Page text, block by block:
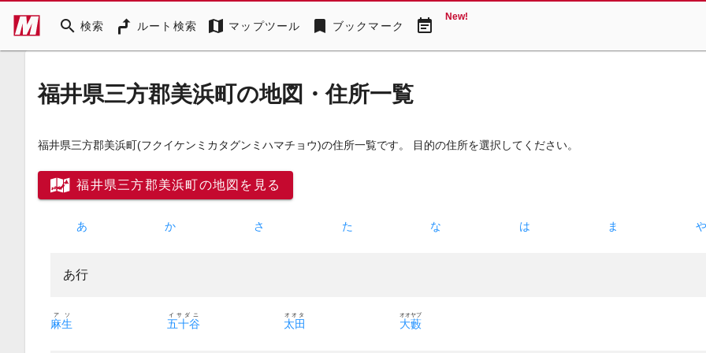
search 検索 ルート検索 map マップツール bookmark ブックマーク event_note New!
福井県三方郡美浜町の地図・住所一覧
福井県三方郡美浜町(フクイケンミカタグンミハマチョウ)の住所一覧です。 目的の住所を選択してください。
福井県三方郡美浜町の地図を見る
あ か さ た な は ま や
あ行
麻生
アソ
五十谷
イサダニ
太田
オオタ
大藪
オオヤブ